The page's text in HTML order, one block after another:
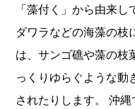
「藻付く」から由来
ダワラなどの海藻の枝
は、サンゴ礁や藻の枝
っくりゆらぐような動
されたりします。 沖